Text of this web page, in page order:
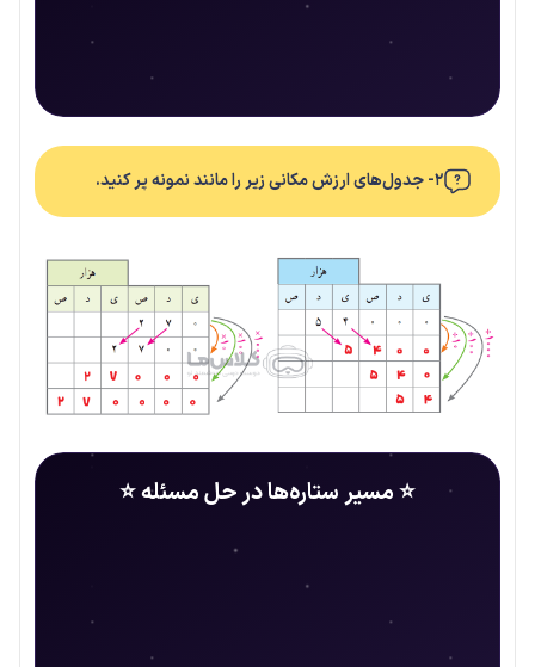
۲- جدول‌های ارزش مکانی زیر را مانند نمونه پر کنید.
⭐ مسیر ستاره‌ها در حل مسئله ⭐